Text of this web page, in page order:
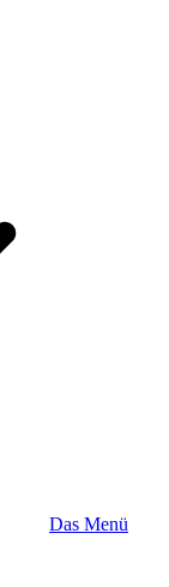
Das Menü